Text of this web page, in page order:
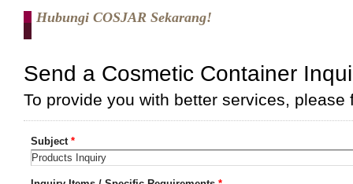
Hubungi COSJAR Sekarang!